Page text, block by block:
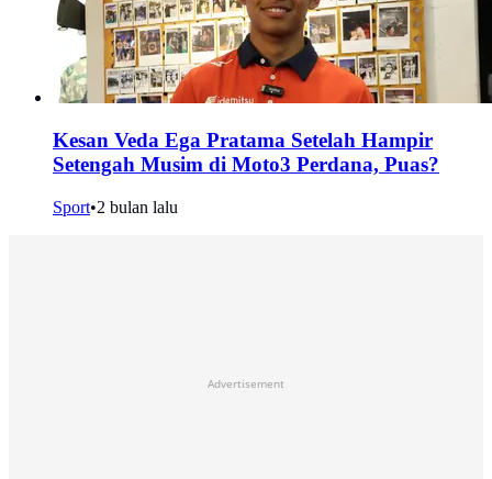
Kesan Veda Ega Pratama Setelah Hampir
Setengah Musim di Moto3 Perdana, Puas?
Sport•2 bulan lalu
Advertisement